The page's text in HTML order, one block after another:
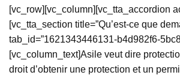
[vc_row][vc_column][vc_tta_accordion
[vc_tta_section title=”Qu’est-ce que
tab_id=”1621343446131-b4d982f6-
[vc_column_text]Asile veut dire
droit d’obtenir une protection et un